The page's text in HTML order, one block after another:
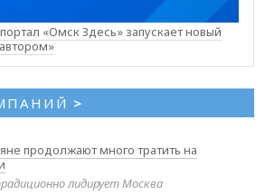
«Омск Здесь» запускает новый
>
продолжают много тратить на
лидирует Москва